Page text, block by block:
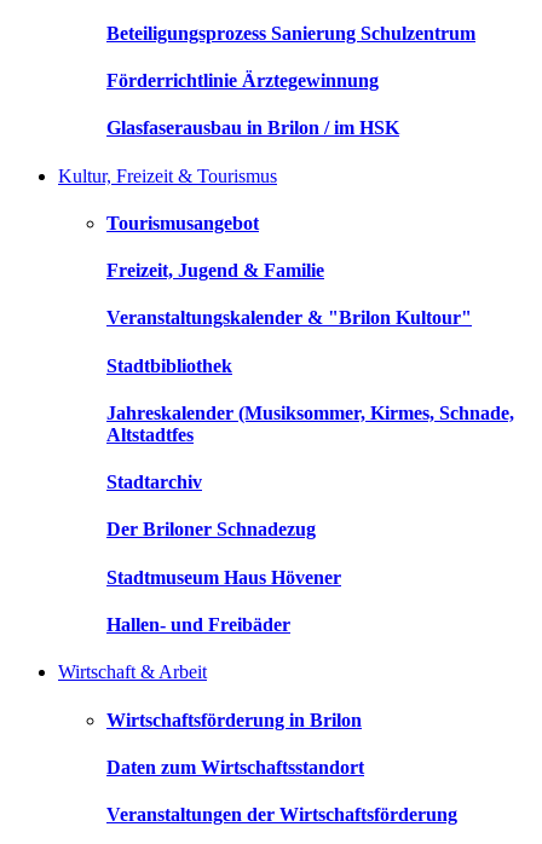
Beteiligungsprozess Sanierung Schulzentrum
Förderrichtlinie Ärztegewinnung
Glasfaserausbau in Brilon / im HSK
Kultur, Freizeit & Tourismus
Tourismusangebot
Freizeit, Jugend & Familie
Veranstaltungskalender & "Brilon Kultour"
Stadtbibliothek
Jahreskalender (Musiksommer, Kirmes, Schnade,
Altstadtfes
Stadtarchiv
Der Briloner Schnadezug
Stadtmuseum Haus Hövener
Hallen- und Freibäder
Wirtschaft & Arbeit
Wirtschaftsförderung in Brilon
Daten zum Wirtschaftsstandort
Veranstaltungen der Wirtschaftsförderung